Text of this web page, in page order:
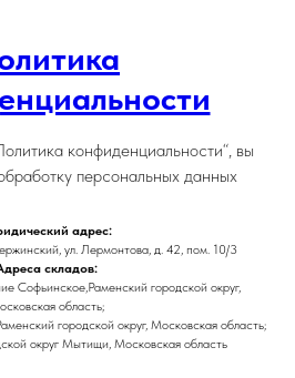
конфиденциальности“, вы
персональных данных
адрес:
ул. Лермонтова, д. 42, пом. 10/3
складов:
Софьинское,Раменский городской округ,
область;
городской округ, Московская область;
округ Мытищи, Московская область